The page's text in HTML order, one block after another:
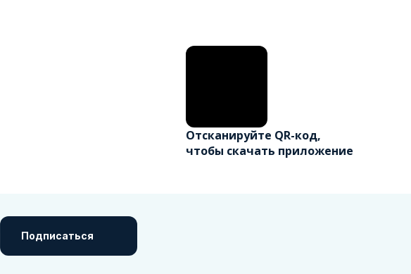
Отсканируйте QR-код,
чтобы скачать приложение
Подписаться